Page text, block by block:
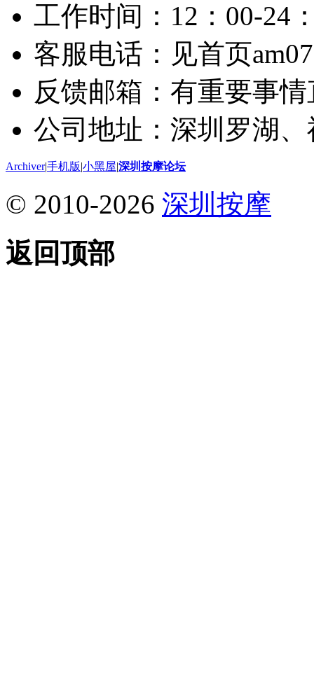
工作时间：12：00-24
客服电话：见首页
反馈邮箱：有重要事
公司地址：深圳罗湖
Archiver|手机版|小黑屋|深圳按摩论坛
© 2010-2026 深圳按摩
返回顶部